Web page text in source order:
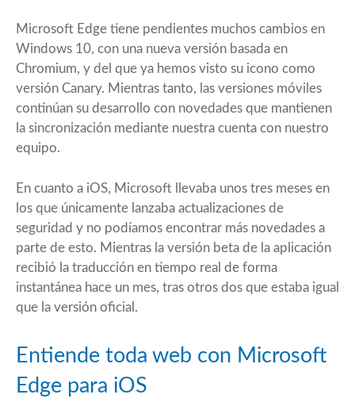
Microsoft Edge tiene pendientes muchos cambios en
Windows 10, con una nueva versión basada en
Chromium, y del que ya hemos visto su icono como
versión Canary. Mientras tanto, las versiones móviles
continúan su desarrollo con novedades que mantienen
la sincronización mediante nuestra cuenta con nuestro
equipo.
En cuanto a iOS, Microsoft llevaba unos tres meses en
los que únicamente lanzaba actualizaciones de
seguridad y no podíamos encontrar más novedades a
parte de esto. Mientras la versión beta de la aplicación
recibió la traducción en tiempo real de forma
instantánea hace un mes, tras otros dos que estaba igual
que la versión oficial.
Entiende toda web con Microsoft
Edge para iOS